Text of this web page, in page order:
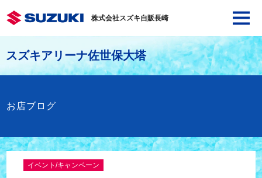
株式会社スズキ自販長崎
スズキアリーナ佐世保大塔
お店ブログ
イベント/キャンペーン